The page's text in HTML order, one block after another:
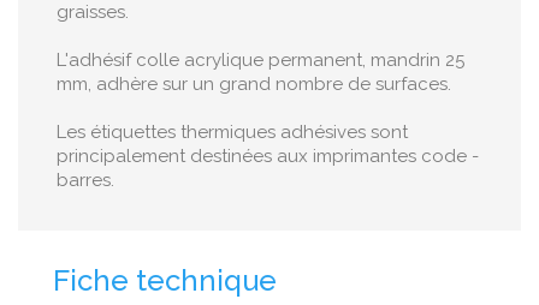
graisses.
L'adhésif colle acrylique permanent, mandrin 25
mm, adhère sur un grand nombre de surfaces.
Les étiquettes thermiques adhésives sont
principalement destinées aux imprimantes code -
barres.
Fiche technique